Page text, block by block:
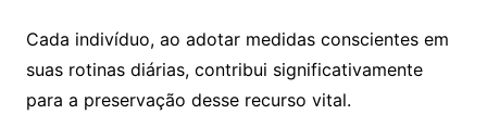
Cada indivíduo, ao adotar medidas conscientes em
suas rotinas diárias, contribui significativamente
para a preservação desse recurso vital.